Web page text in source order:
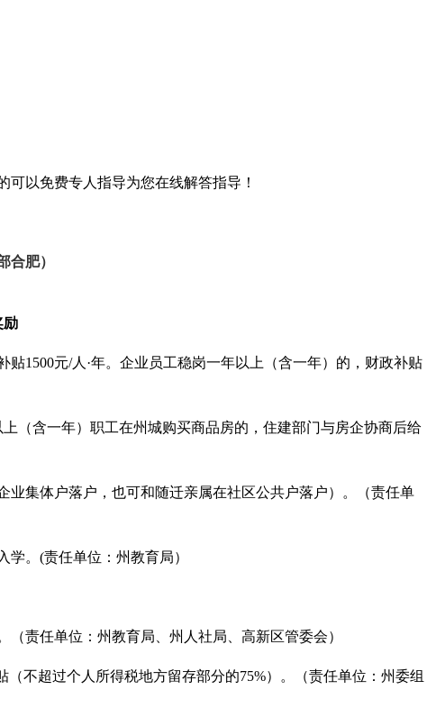
可以免费专人指导为您在线解答指导！
合肥）
励
贴1500元/人·年。企业员工稳岗一年以上（含一年）的，财政补贴
（含一年）职工在州城购买商品房的，住建部门与房企协商后给
集体户落户，也可和随迁亲属在社区公共户落户）。（责任单
学。 (责任单位：州教育局）
责任单位：州教育局、州人社局、高新区管委会）
不超过个人所得税地方留存部分的75%）。（责任单位：州委组